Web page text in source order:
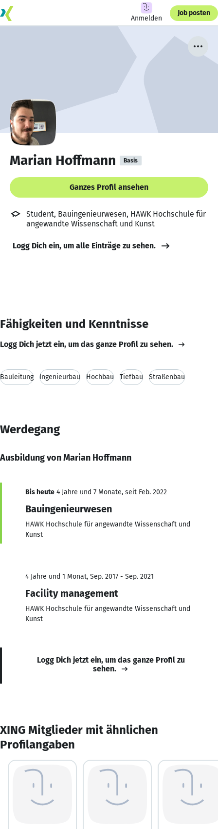
Anmelden
Job posten
Marian Hoffmann Basis
Ganzes Profil ansehen
Student, Bauingenieurwesen, HAWK Hochschule für
angewandte Wissenschaft und Kunst
Logg Dich ein, um alle Einträge zu sehen.
Fähigkeiten und Kenntnisse
Logg Dich jetzt ein, um das ganze Profil zu sehen.
Bauleitung Ingenieurbau Hochbau Tiefbau Straßenbau
Werdegang
Ausbildung von Marian Hoffmann
Bis heute 4 Jahre und 7 Monate, seit Feb. 2022
Bauingenieurwesen
HAWK Hochschule für angewandte Wissenschaft und
Kunst
4 Jahre und 1 Monat, Sep. 2017 - Sep. 2021
Facility management
HAWK Hochschule für angewandte Wissenschaft und
Kunst
Logg Dich jetzt ein, um das ganze Profil zu
sehen.
XING Mitglieder mit ähnlichen
Profilangaben